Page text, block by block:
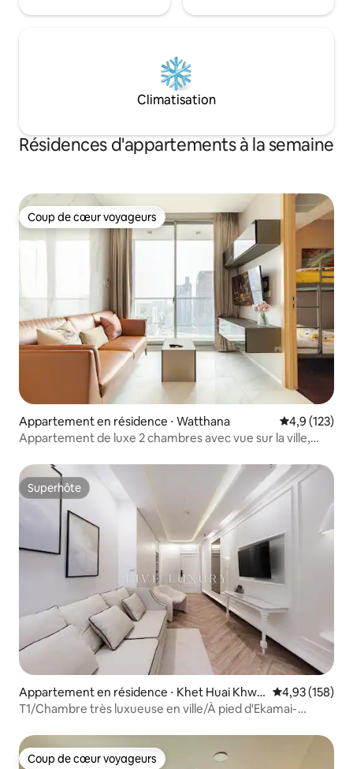
Climatisation
Résidences d'appartements à la semaine
Coup de cœur voyageurs
Coup de cœur voyageurs
Appartement en résidence ⋅ Watthana Évaluation
4,9 (123)
Appartement de luxe 2 chambres avec vue sur la ville,
Superhôte
Superhôte
Appartement en résidence ⋅ Khet Huai Khwa
ng
Évaluation
4,93 (158)
T1/Chambre très luxueuse en ville/À pied d'Ekamai-
Coup de cœur voyageurs
Coup de cœur voyageurs